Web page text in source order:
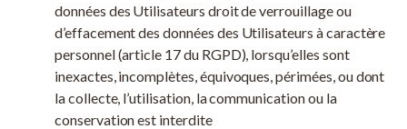
données des Utilisateurs droit de verrouillage ou
d’effacement des données des Utilisateurs à caractère
personnel (article 17 du RGPD), lorsqu’elles sont
inexactes, incomplètes, équivoques, périmées, ou dont
la collecte, l’utilisation, la communication ou la
conservation est interdite